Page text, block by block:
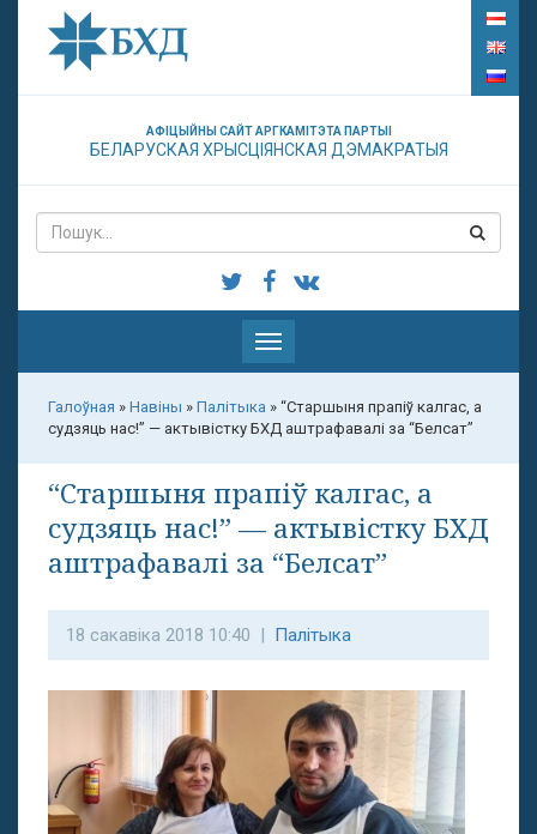
АФІЦЫЙНЫ САЙТ АРГКАМІТЭТА ПАРТЫІ
БЕЛАРУСКАЯ ХРЫСЦІЯНСКАЯ ДЭМАКРАТЫЯ
Паказаць
меню
Галоўная » Навіны » Палітыка » “Старшыня прапіў калгас, а
судзяць нас!” — актывістку БХД аштрафавалі за “Белсат”
“Старшыня прапіў калгас, а
судзяць нас!” — актывістку БХД
аштрафавалі за “Белсат”
18 сакавіка 2018 10:40 | Палітыка